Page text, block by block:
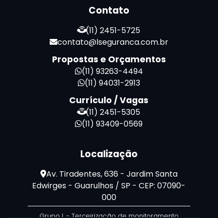
Zeladoria de CondomíniosContato
(11) 2451-5725
contato@lseguranca.com.br
Propostas e Orçamentos
(11) 93263-4494
(11) 94031-2913
Currículo / Vagas
(11) 2451-5305
(11) 93409-0569
Localização
Av. Tiradentes, 636 - Jardim Santa
Edwirges - Guarulhos / SP - CEP: 07090-
000
Grupo L - Terceirização de monitoramento